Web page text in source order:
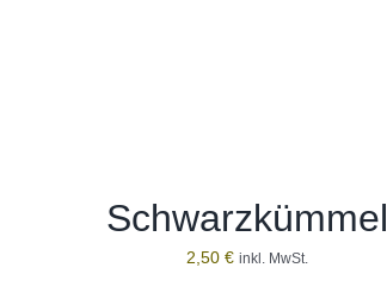
Schwarzkümmel
2,50 € inkl. MwSt.